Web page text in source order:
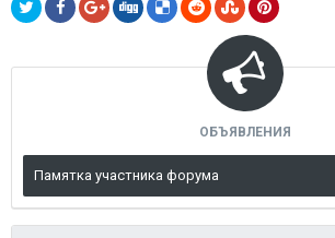
ОБЪЯВЛЕНИЯ
Памятка участника форума